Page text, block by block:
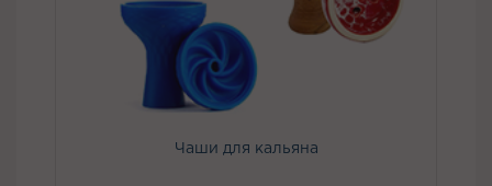
Чаши для кальяна